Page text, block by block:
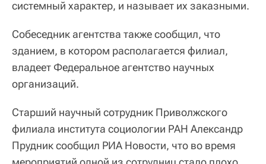
системный характер, и называет их заказными.
Собеседник агентства также сообщил, что
зданием, в котором располагается филиал,
владеет Федеральное агентство научных
организаций.
Старший научный сотрудник Приволжского
филиала института социологии РАН Александр
Прудник сообщил РИА Новости, что во время